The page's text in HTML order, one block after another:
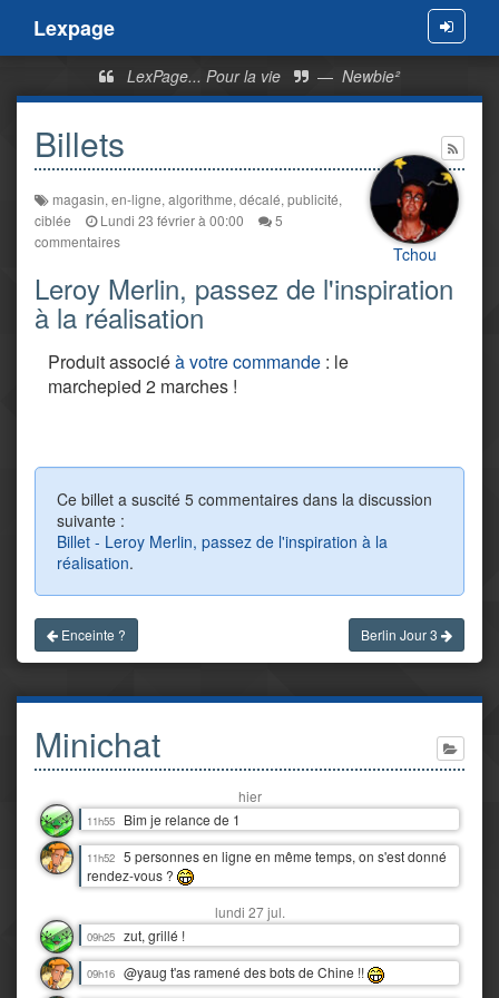
Menu
Lexpage
LexPage... Pour la vie — Newbie²
Billets
Tchou
magasin, en-ligne, algorithme, décalé, publicité,
ciblée
Lundi 23 février à 00:00
5
commentaires
Leroy Merlin, passez de l'inspiration
à la réalisation
Produit associéà votre commande : le
marchepied 2 marches !
Ce billet a suscité 5 commentaires dans la discussion
suivante :
Billet - Leroy Merlin, passez de l'inspiration à la
réalisation.
Enceinte ? Berlin Jour 3
Minichat
hier
11h55 Bim je relance de 1
11h52 5 personnes en ligne en même temps, on s'est donné
rendez-vous ?
lundi 27 jul.
09h25 zut, grillé !
09h16 @yaug t'as ramené des bots de Chine !!